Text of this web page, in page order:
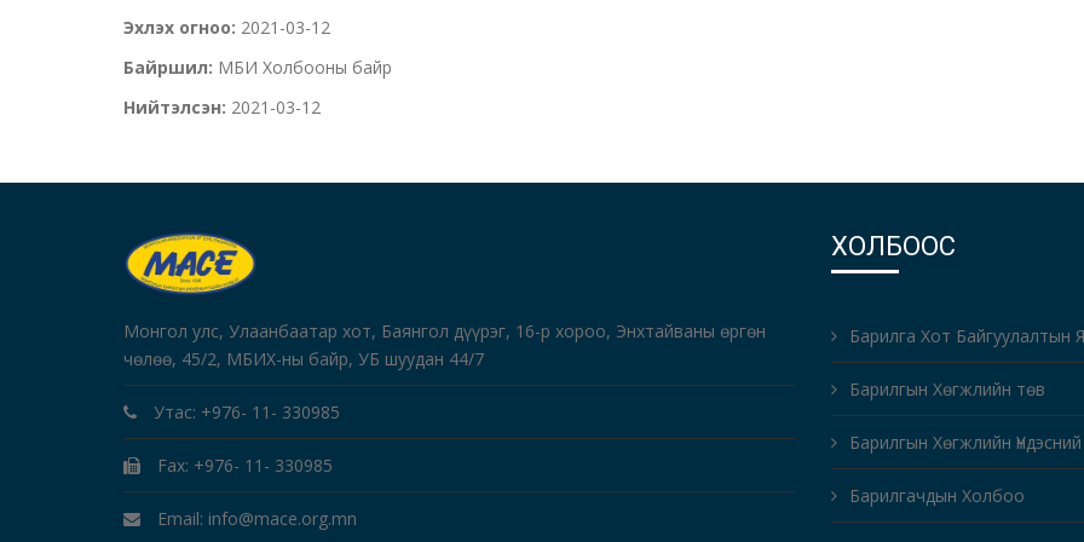
Эхлэх огноо: 2021-03-12
Байршил: МБИ Холбооны байр
Нийтэлсэн: 2021-03-12
Монгол улс, Улаанбаатар хот, Баянгол дүүрэг, 16-р хороо, Энхтайваны өргөн
чөлөө, 45/2, МБИХ-ны байр, УБ шуудан 44/7
Утас: +976- 11- 330985
Fax: +976- 11- 330985
Email: info@mace.org.mn
ХОЛБООС
Барилга Хот Байгуулалтын
Барилгын Хөгжлийн төв
Барилгын Хөгжлийн
Барилгачдын Холбоо